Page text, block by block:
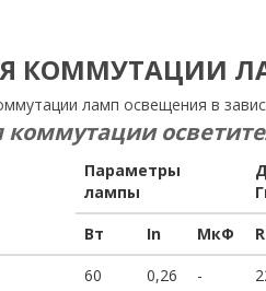
КОММУТАЦИИ
ламп освещения в
Параметры
лампы
Вт
In МкФ
60 0,26 -